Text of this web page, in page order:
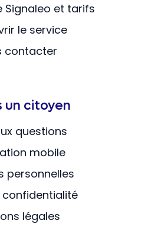
Signaleo et tarifs
le service
contacter
un citoyen
questions
mobile
personnelles
confidentialité
légales